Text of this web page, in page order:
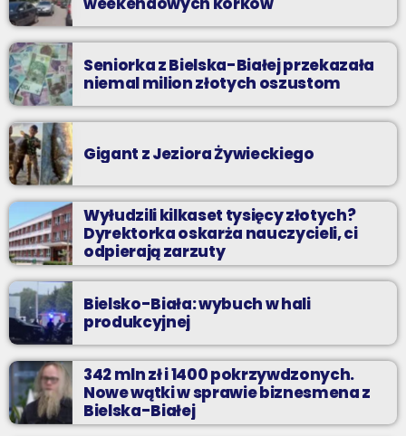
Seniorka z Bielska-Białej przekazała
niemal milion złotych oszustom
Gigant z Jeziora Żywieckiego
Wyłudzili kilkaset tysięcy złotych?
Dyrektorka oskarża nauczycieli, ci
odpierają zarzuty
Bielsko-Biała: wybuch w hali
produkcyjnej
342 mln zł i 1400 pokrzywdzonych.
Nowe wątki w sprawie biznesmena z
Bielska-Białej